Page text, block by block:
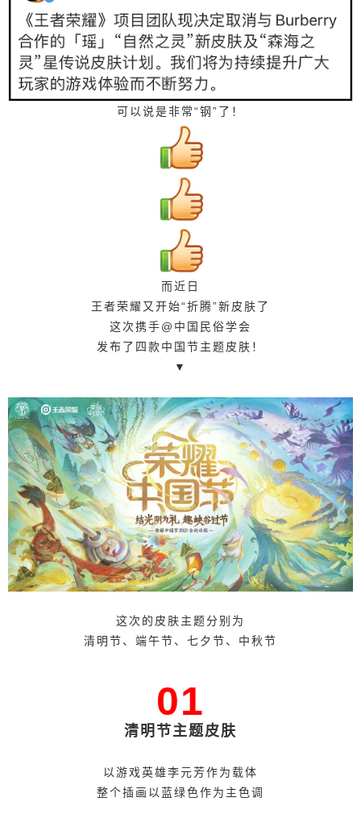
可以说是非常“钢”了！
而近日
王者荣耀又开始“折腾”新皮肤了
这次携手@中国民俗学会
发布了四款中国节主题皮肤！
▼
这次的皮肤主题分别为
清明节、端午节、七夕节、中秋节
01
清明节主题皮肤
以游戏英雄李元芳作为载体
整个插画以蓝绿色作为主色调
布了灵感来源越剧《梁祝》 上官婉儿的皮肤 以项羽
和虞姬为主角 发布的京剧《霸王别姬》主题皮肤 尽
显戏曲之美 还有一样拥有情侣款的嫦娥和后羿 【如
梦令】主题皮肤 融入了汉服元素，非常具有意境之
美 不得不说 王者荣耀在皮肤设计上 还是花了不少
功夫的 而作为热门的手游之一 王者荣耀面对的群
体，大多数都是年轻人 而在皮肤设计上融入古代艺
术、传统节日等文化元素 一方面更好地向年轻人传
播中国文化 另一方面通过美的传播，让品牌增值 图
片来源：王者荣耀官方、网络 原标题：《王者荣耀
发布节日主题皮肤设计，配色绝美！》 本文经授权
转载，如需二次转载，请与原作者联系。 欢迎转发
到朋友圈^_^ 设计癖 商务合作请加小癖微信： 152
10428522（同手机） www.shejipi.com 发现好设计
更多设计文章？“阅读原文”官网查看 0 收藏